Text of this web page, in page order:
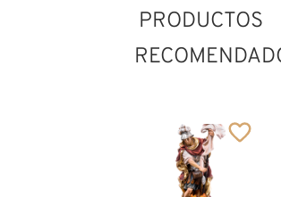
PRODUCTOS